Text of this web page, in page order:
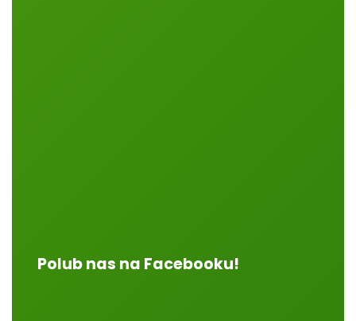
Polub nas na Facebooku!